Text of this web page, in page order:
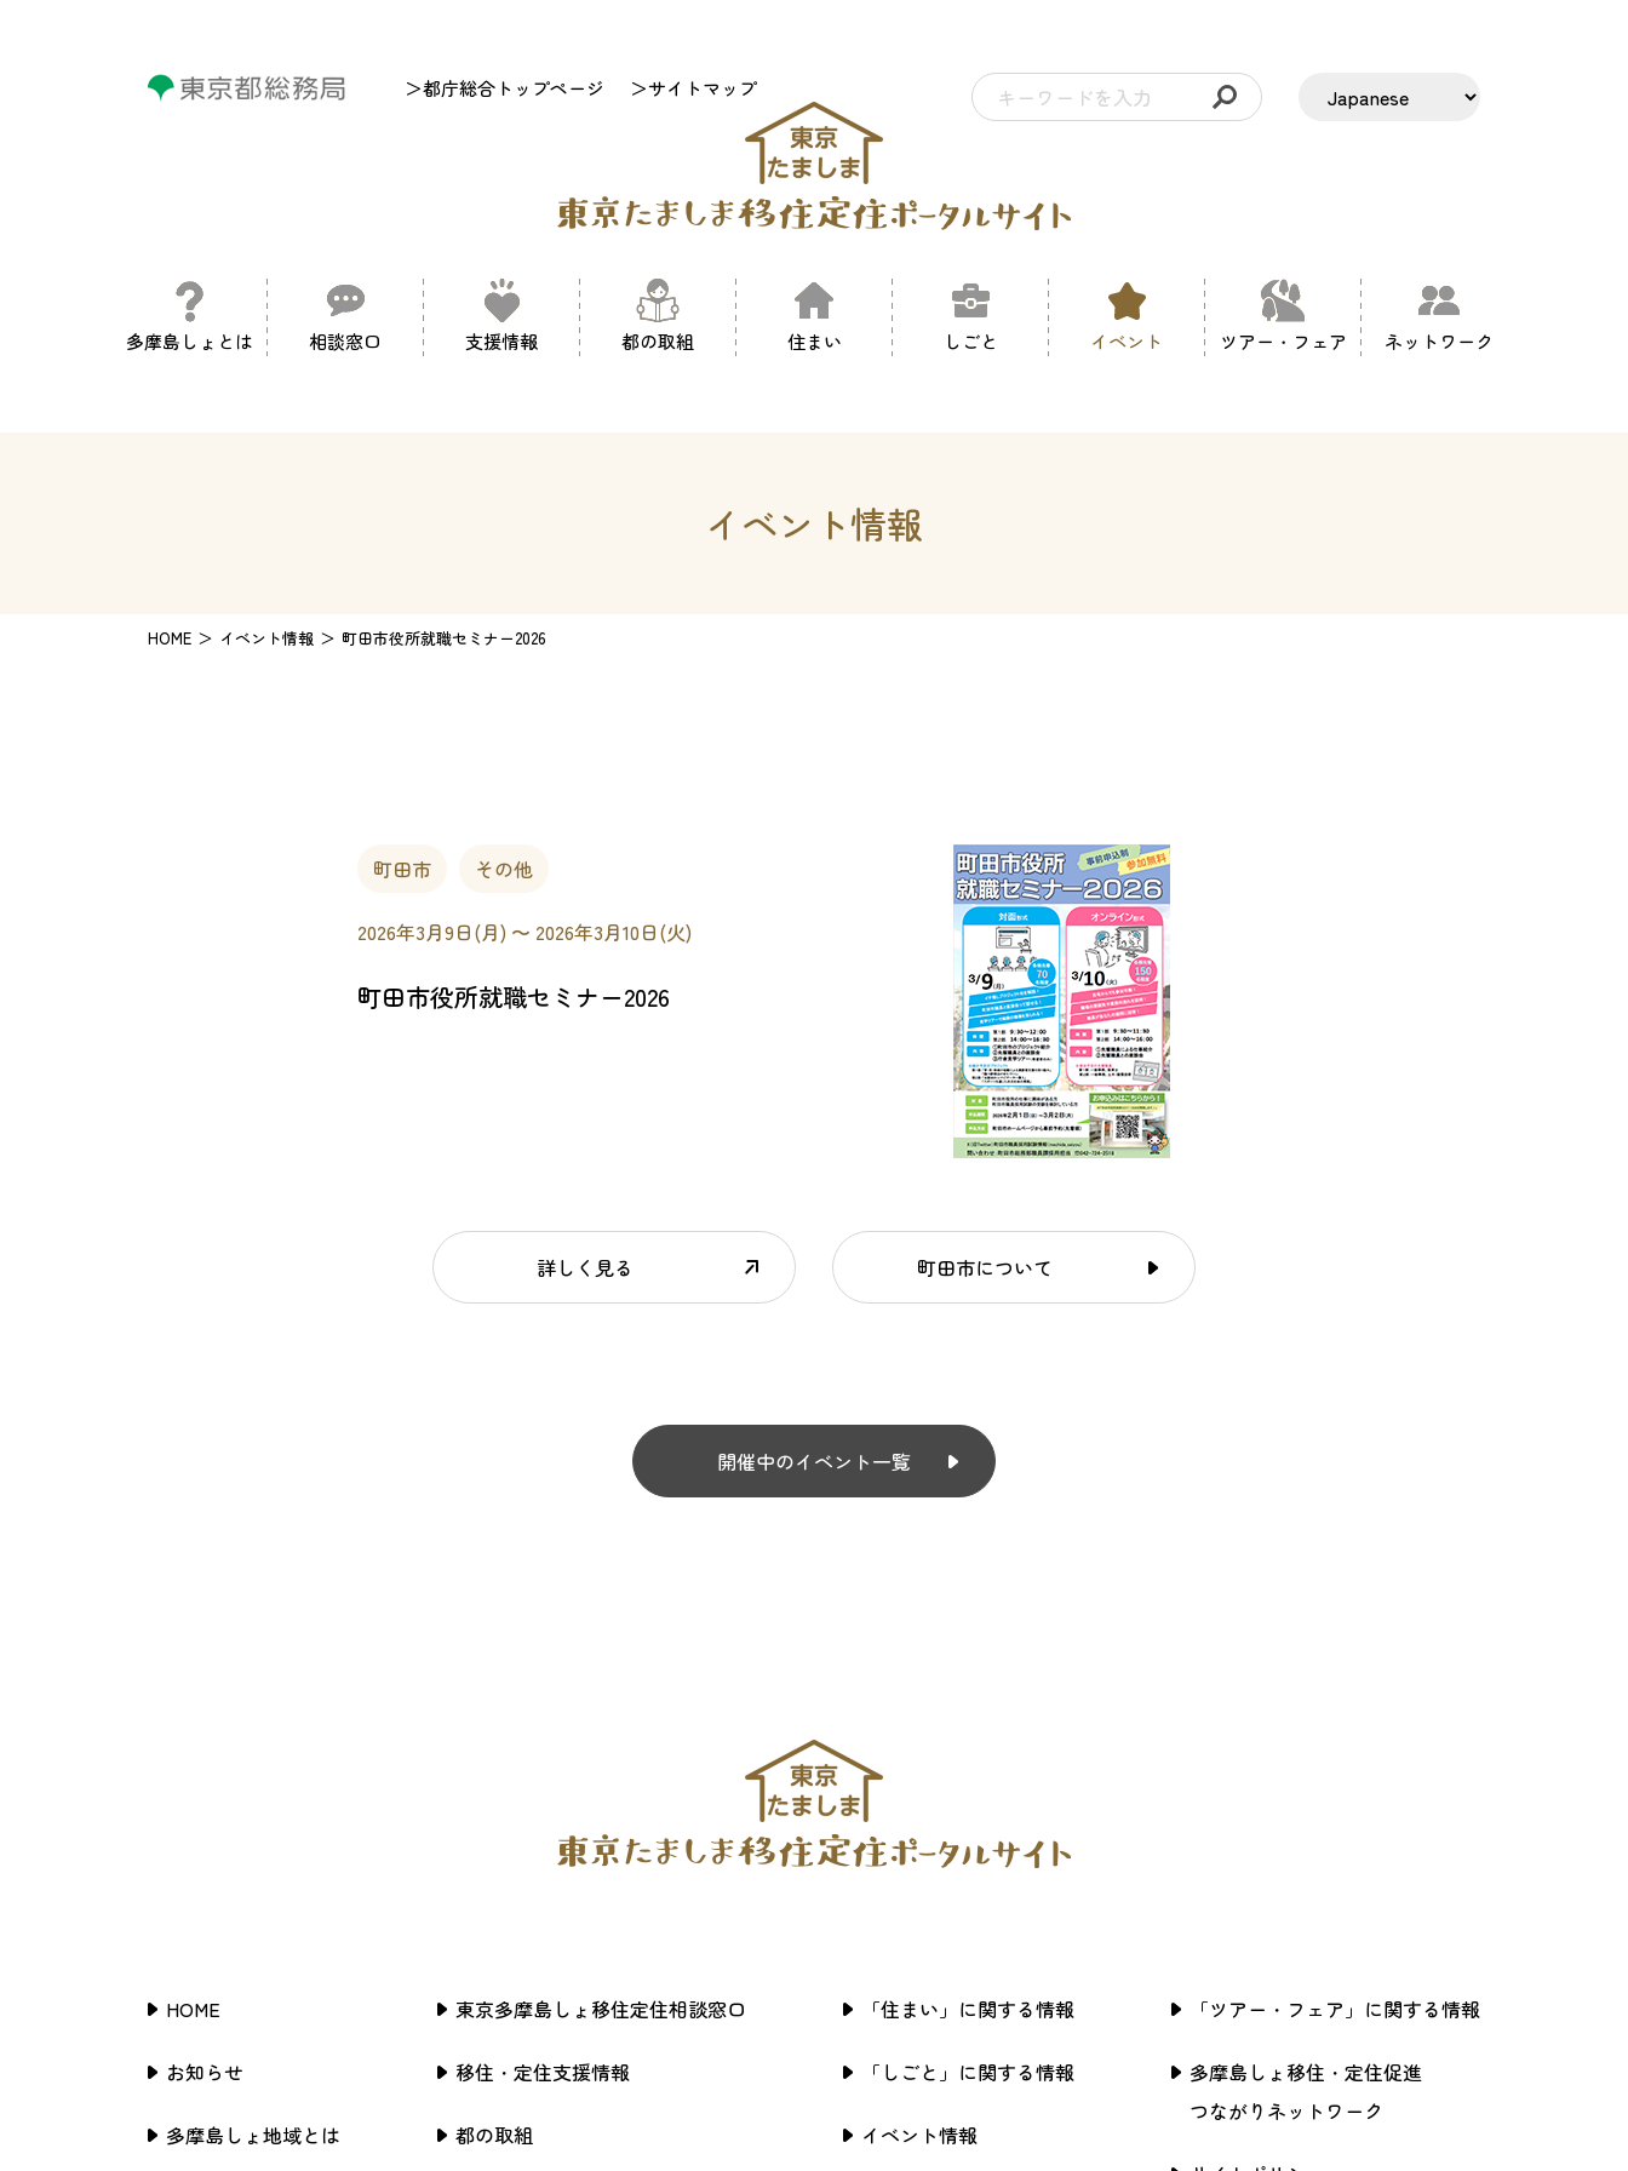
＞都庁総合トップページ ＞サイトマップ
多摩島しょとは 相談窓口 支援情報 都の取組 住まい しごと イベント ツアー・フェア ネットワーク
イベント情報
HOME イベント情報 町田市役所就職セミナー2026
町田市 その他
2026年3月9日(月) 〜 2026年3月10日(火)
町田市役所就職セミナー2026
詳しく見る 町田市について
開催中のイベント一覧
HOME
お知らせ
多摩島しょ地域とは
東京多摩島しょ移住定住相談窓口
移住・定住支援情報
都の取組
「住まい」に関する情報
「しごと」に関する情報
イベント情報
「ツアー・フェア」に関する情報
多摩島しょ移住・定住促進
つながりネットワーク